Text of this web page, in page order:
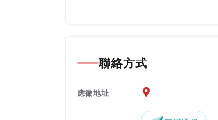
聯絡方式
應徵地址 應徵地址地圖『另開新